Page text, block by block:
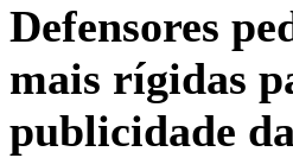
Defensores
mais rígidas
publicidade